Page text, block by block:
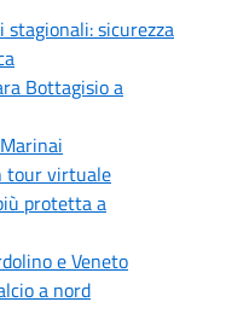
sicurezza
Bottagisio a
tour virtuale
protetta a
e Veneto
a nord